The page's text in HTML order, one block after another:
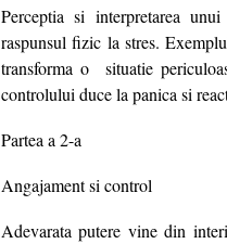
Perceptia si interpretarea
raspunsul fizic la stres.
transforma o situatie
controlului duce la panica si
Partea a 2-a
Angajament si control
Adevarata putere vine din